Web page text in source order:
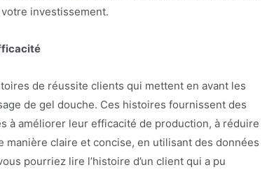
investissement.
de réussite clients qui mettent en avant les
de gel douche. Ces histoires fournissent des
à améliorer leur efficacité de production, à réduire
claire et concise, en utilisant des données
pourriez lire l’histoire d’un client qui a pu